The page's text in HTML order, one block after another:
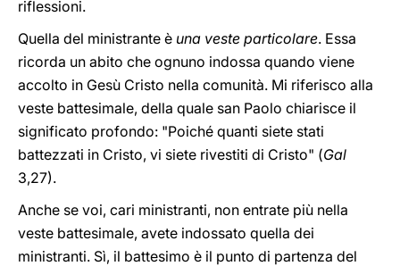
riflessioni.
Quella del ministrante è una veste particolare. Essa
ricorda un abito che ognuno indossa quando viene
accolto in Gesù Cristo nella comunità. Mi riferisco alla
veste battesimale, della quale san Paolo chiarisce il
significato profondo: "Poiché quanti siete stati
battezzati in Cristo, vi siete rivestiti di Cristo" (Gal
3,27).
Anche se voi, cari ministranti, non entrate più nella
veste battesimale, avete indossato quella dei
ministranti. Sì, il battesimo è il punto di partenza del